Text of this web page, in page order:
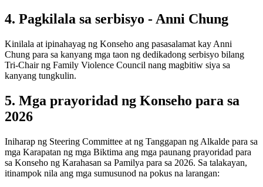
4. Pagkilala sa serbisyo - Anni Chung
Kinilala at ipinahayag ng Konseho ang pasasalamat kay Anni
Chung para sa kanyang mga taon ng dedikadong serbisyo bilang
Tri-Chair ng Family Violence Council nang magbitiw siya sa
kanyang tungkulin.
5. Mga prayoridad ng Konseho para sa
2026
Iniharap ng Steering Committee at ng Tanggapan ng Alkalde para sa
mga Karapatan ng mga Biktima ang mga paunang prayoridad para
sa Konseho ng Karahasan sa Pamilya para sa 2026. Sa talakayan,
itinampok nila ang mga sumusunod na pokus na larangan: